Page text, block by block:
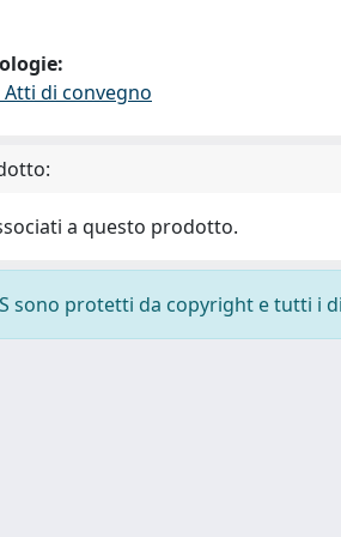
di convegno
a questo prodotto.
sono protetti da copyright e tutti i